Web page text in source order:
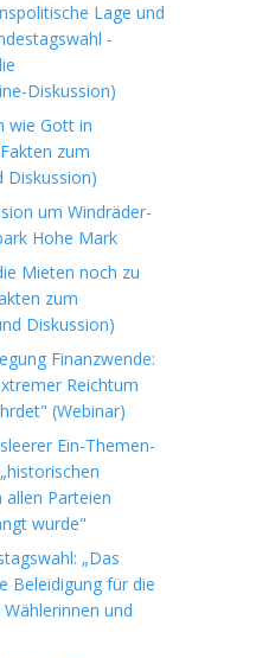
Lage und
-
Diskussion)
wie Gott in
zum
Diskussion)
um Windräder-
Hohe Mark
Mieten noch zu
zum
Diskussion)
Finanzwende:
Reichtum
(Webinar)
Ein-Themen-
allen Parteien
wurde"
„Das
Beleidigung für die
und